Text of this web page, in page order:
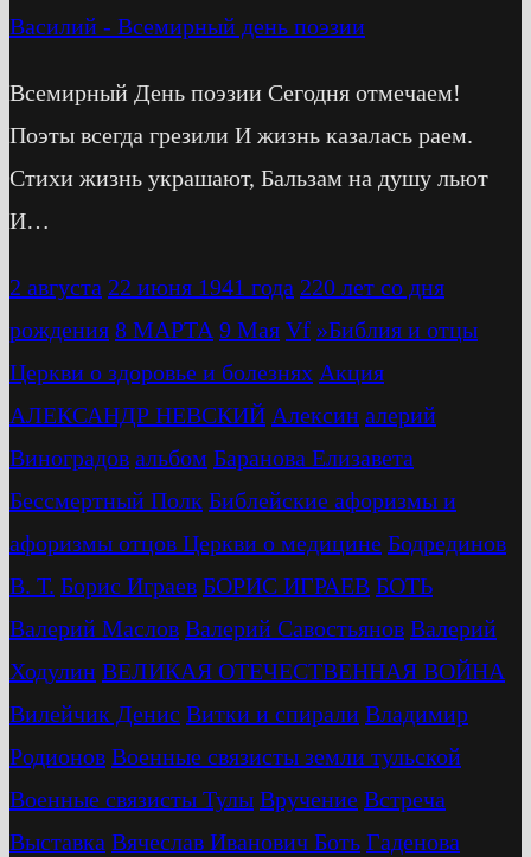
Василий - Всемирный день поэзии
Всемирный День поэзии Сегодня отмечаем!
Поэты всегда грезили И жизнь казалась раем.
Стихи жизнь украшают, Бальзам на душу льют
И…
2 августа 22 июня 1941 года 220 лет со дня
рождения 8 МАРТА 9 Мая Vf »Библия и отцы
Церкви о здоровье и болезнях Акция
АЛЕКСАНДР НЕВСКИЙ Алексин алерий
Виноградов альбом Баранова Елизавета
Бессмертный Полк Библейские афоризмы и
афоризмы отцов Церкви о медицине Бодрединов
В. Т. Бориc Играев БОРИС ИГРАЕВ БОТЬ
Валерий Маслов Валерий Савостьянов Валерий
Ходулин ВЕЛИКАЯ ОТЕЧЕСТВЕННАЯ ВОЙНА
Вилейчик Денис Витки и спирали Владимир
Родионов Военные связисты земли тульской
Военные связисты Тулы Вручение Встреча
Выставка Вячеслав Иванович Боть Гаденова